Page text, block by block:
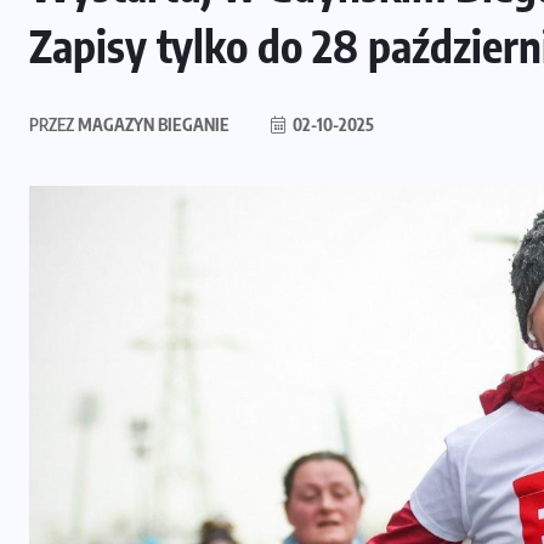
Zapisy tylko do 28
PRZEZMAGAZYN BIEGANIE 02-10-2025